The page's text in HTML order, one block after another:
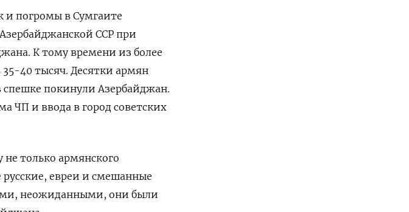
и погромы в Сумгаите
ССР при
К тому времени из более
35-40 тысяч. Десятки армян
спешке покинули Азербайджан.
ЧП и ввода в город советских
не только армянского
евреи и смешанные
неожиданными, они были